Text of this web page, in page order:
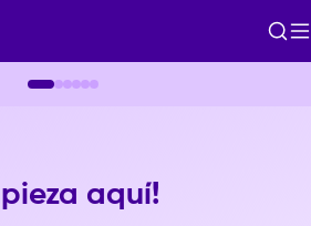
aquí!
la carrera que te
39